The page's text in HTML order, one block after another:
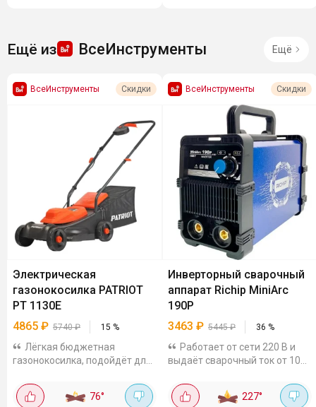
Ещё из ВсеИнструменты Ещё
ВсеИнструменты Скидки
Электрическая
газонокосилка PATRIOT
PT 1130E
4865 ₽ 5740₽ 15 %
Лёгкая бюджетная
газонокосилка, подойдёт для
Мощность 1,2 кВт, ширина
скашивания 32 см, есть 3
76°
ВсеИнструменты Скидки
Инверторный сварочный
аппарат Richip MiniArc
190P
3463 ₽ 5445₽ 36 %
Работает от сети 220 В и
выдаёт сварочный ток от 10
Подойдёт для ремонта
металлических конструкций,
227°